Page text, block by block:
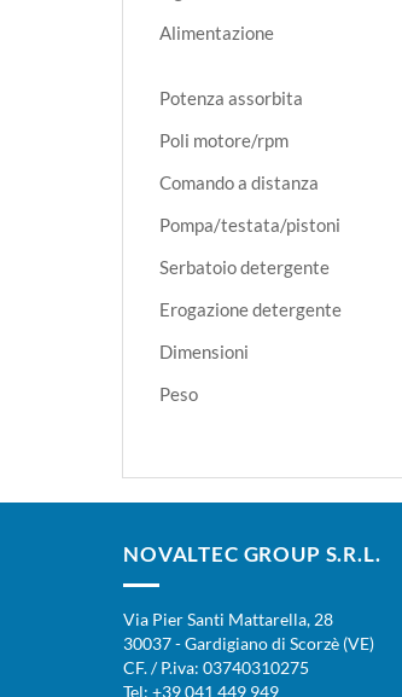
Alimentazione
Potenza assorbita
Poli motore/rpm
Comando a distanza
Pompa/testata/pistoni
Serbatoio detergente
Erogazione detergente
Dimensioni
Peso
NOVALTEC GROUP S.R.L.
Via Pier Santi Mattarella, 28
30037 - Gardigiano di Scorzè (VE)
CF. / P.iva: 03740310275
Tel: +39 041 449 949